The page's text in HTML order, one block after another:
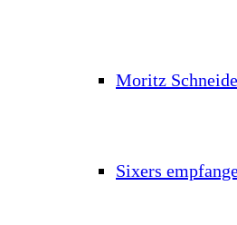
Moritz
Sixers